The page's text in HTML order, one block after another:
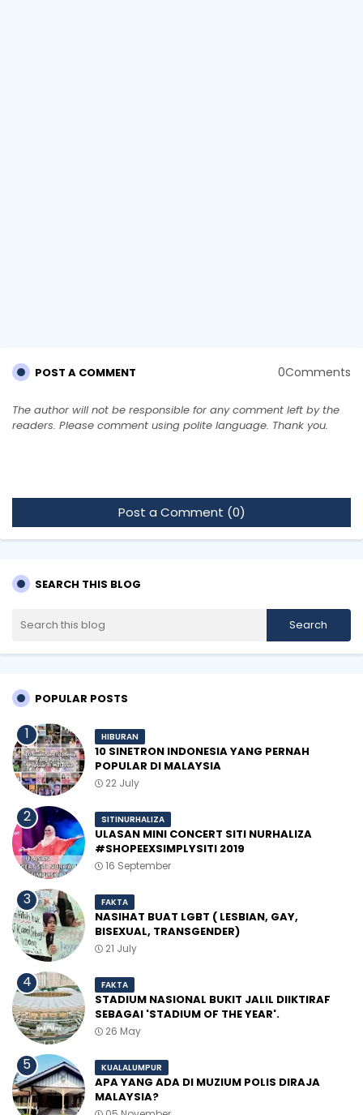
POST A COMMENT 0Comments
The author will not be responsible for any comment left by the
readers. Please comment using polite language. Thank you.
Post a Comment (0)
SEARCH THIS BLOG
POPULAR POSTS
HIBURAN
10 SINETRON INDONESIA YANG PERNAH
POPULAR DI MALAYSIA
22 July
SITINURHALIZA
ULASAN MINI CONCERT SITI NURHALIZA
#SHOPEEXSIMPLYSITI 2019
16 September
FAKTA
NASIHAT BUAT LGBT ( LESBIAN, GAY,
BISEXUAL, TRANSGENDER)
21 July
FAKTA
STADIUM NASIONAL BUKIT JALIL DIIKTIRAF
SEBAGAI 'STADIUM OF THE YEAR'.
26 May
KUALALUMPUR
APA YANG ADA DI MUZIUM POLIS DIRAJA
MALAYSIA?